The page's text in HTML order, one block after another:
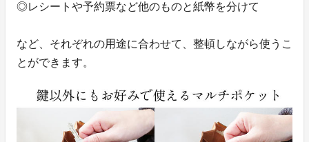
◎レシートや予約票など他のものと紙幣を分けて
など、それぞれの用途に合わせて、整頓しながら使うこ
とができます。